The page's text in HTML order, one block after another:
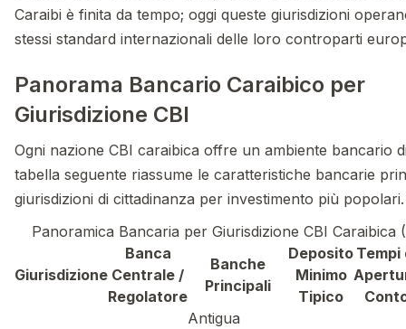
Caraibi è finita da tempo; oggi queste giurisdizioni
stessi standard internazionali delle loro controparti
Panorama Bancario Caraibico per
Giurisdizione CBI
Ogni nazione CBI caraibica offre un ambiente bancario
tabella seguente riassume le caratteristiche bancarie
giurisdizioni di cittadinanza per investimento più popolari.
Panoramica Bancaria per Giurisdizione CBI Caraibica
Giurisdizione
Banca
Centrale /
Regolatore
Banche
Principali
Deposito
Minimo
Tipico
Tempi
Antigua